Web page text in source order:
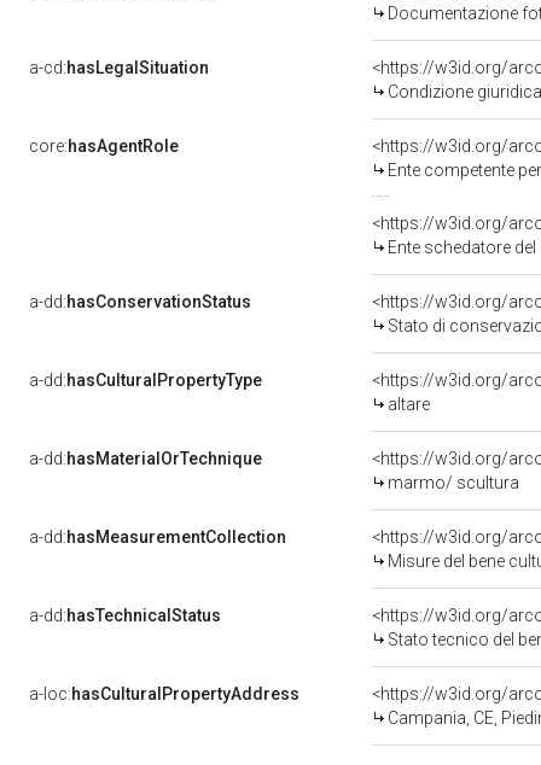
Documentazione
a-cd:hasLegalSituation
Condizione
core:hasAgentRole
<https://w3id.org/
Ente competente per tutela
<https://w3id.org/
Ente schedatore del
a-dd:hasConservationStatus
<https://w3id.org/
Stato di
a-dd:hasCulturalPropertyType
<https://w3id.org/
altare
a-dd:hasMaterialOrTechnique
<https://w3id.org/
marmo/ scultura
a-dd:hasMeasurementCollection
<https://w3id.org/
Misure del bene
a-dd:hasTechnicalStatus
<https://w3id.org/
Stato tecnico del
a-loc:hasCulturalPropertyAddress
<https://w3id.org/
Campania, CE,